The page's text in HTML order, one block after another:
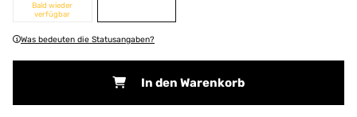
Bald wieder
verfügbar
Was bedeuten die Statusangaben?
In den Warenkorb